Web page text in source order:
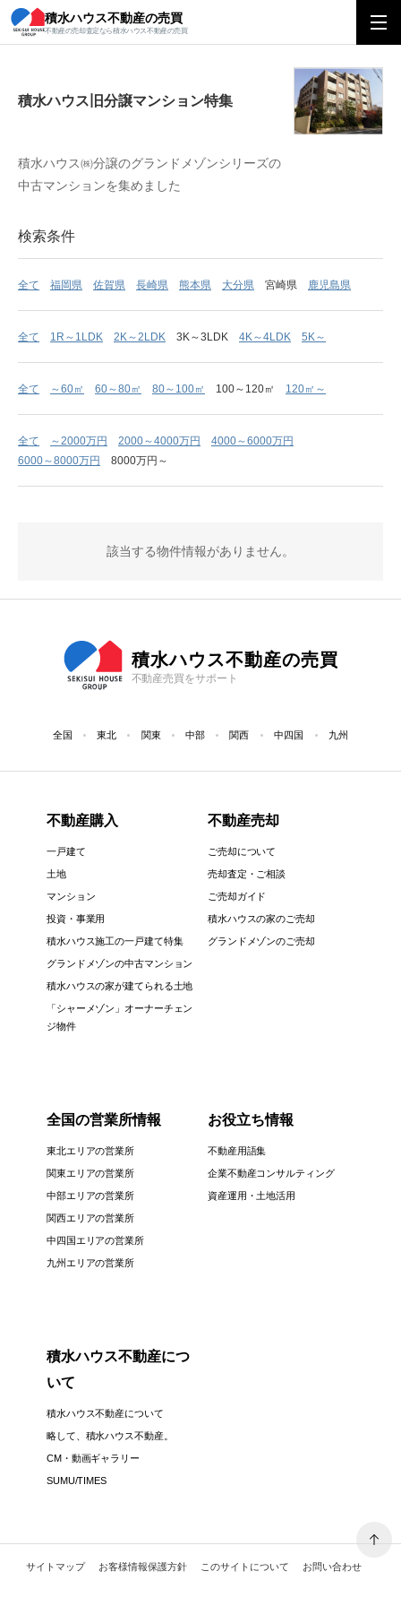
積水ハウス不動産の売買
不動産の売却査定なら積水ハウス不動産の売買
積水ハウス旧分譲マンション特集
積水ハウス旧分譲マンション特集
積水ハウス㈱分譲のグランドメゾンシリーズの
中古マンションを集めました
検索条件
全て 福岡県 佐賀県 長崎県 熊本県 大分県 宮崎県 鹿児島県
全て 1R～1LDK 2K～2LDK 3K～3LDK 4K～4LDK 5K～
全て ～60㎡ 60～80㎡ 80～100㎡ 100～120㎡ 120㎡～
全て ～2000万円 2000～4000万円
4000～6000万円
6000～8000万円
8000万円～
該当する物件情報がありません。
積水ハウス不動産の売買
不動産売買をサポート
全国 東北 関東 中部 関西 中四国 九州
不動産購入
一戸建て
土地
マンション
投資・事業用
積水ハウス施工の一戸建て特集
グランドメゾンの中古マンション
積水ハウスの家が建てられる土地
「シャーメゾン」オーナーチェン
ジ物件
不動産売却
ご売却について
売却査定・ご相談
ご売却ガイド
積水ハウスの家のご売却
グランドメゾンのご売却
全国の営業所情報
東北エリアの営業所
関東エリアの営業所
中部エリアの営業所
関西エリアの営業所
中四国エリアの営業所
九州エリアの営業所
お役立ち情報
不動産用語集
企業不動産コンサルティング
資産運用・土地活用
積水ハウス不動産につ
いて
積水ハウス不動産について
略して、積水ハウス不動産。
CM・動画ギャラリー
SUMU/TIMES
サイトマップ お客様情報保護方針 このサイトについて お問い合わせ